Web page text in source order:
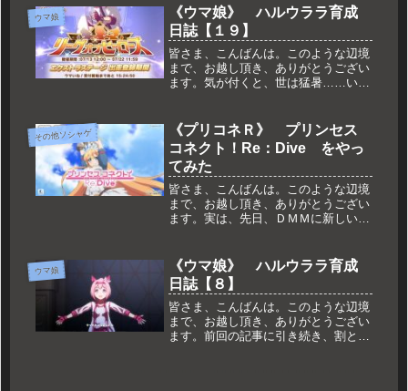
の如くとなりぬりな日々です。このま
ま終わってしまうのも寂しいなぁと思
っ...
ウマ娘
《ウマ娘》 ハルウララ育成
日誌【１９】
皆さま、こんばんは。このような辺境
まで、お越し頂き、ありがとうござい
ます。気が付くと、世は猛暑……い
環境です。そんな中でもやはり元気に
走っているハルウララなのですが（強
引）...
その他ソシャゲ
《プリコネＲ》 プリンセス
コネクト！Re：Dive をやっ
てみた
皆さま、こんばんは。このような辺境
まで、お越し頂き、ありがとうござい
ます。実は、先日、ＤＭＭに新しいゲ
す。公式ページはこちらです。こちら
は、グラブルでお馴染みのCyga...
ウマ娘
《ウマ娘》 ハルウララ育成
日誌【８】
皆さま、こんばんは。このような辺境
まで、お越し頂き、ありがとうござい
ます。前回の記事に引き続き、割とど